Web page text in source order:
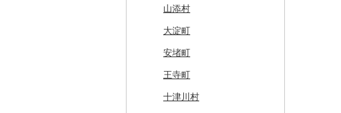
釧路町
名寄市
美唄市
厚岸町
南富良野町
階上町
深浦町
青森市
田子町
新郷村
住田町
葛巻町
花巻市
岩泉町
田野畑村
川崎町
村田町
栗原市
富谷市
岩沼市
湯沢市
大館市
由利本荘市
にかほ市
羽後町
南陽市
中山町
庄内町
大石田町
川西町
昭和村
下郷町
西郷村
二本松市
猪苗代町
つくばみらい市
下妻市
茨城町
神栖市
常総市
小山市
宇都宮市
栃木県（県庁）
那珂川町
茂木町
桐生市
吉岡町
太田市
高山村
みどり市
川口市
飯能市
長瀞町
羽生市
小鹿野町
多古町
白子町
栄町
香取市
習志野市
墨田区
東久留米市
利島村
瑞穂町
大島町
山北町
真鶴町
清川村
開成町
藤沢市
加茂市
小千谷市
田上町
五泉市
三条市
富山県（県庁）
小矢部市
滑川市
富山市
南砺市
能登町
能美市
津幡町
宝達志水町
金沢市
福井県（県庁）
越前市
坂井市
あわら市
福井市
韮崎市
南アルプス市
市川三郷町
都留市
山梨県（県庁）
長野県（県庁）
上松町
高山村
南木曽町
朝日村
瑞穂市
飛騨市
岐南町
大野町
山県市
函南町
藤枝市
御殿場市
浜松市
伊東市
安城市
北名古屋市
東栄町
豊山町
南知多町
いなべ市
紀北町
熊野市
南伊勢町
朝日町
彦根市
栗東市
愛荘町
滋賀県（県庁）
米原市
京丹後市
井手町
木津川市
宇治田原町
長岡京市
藤井寺市
能勢町
阪南市
貝塚市
岸和田市
佐用町
多可町
朝来市
市川町
三木市
山添村
大淀町
安堵町
王寺町
十津川村